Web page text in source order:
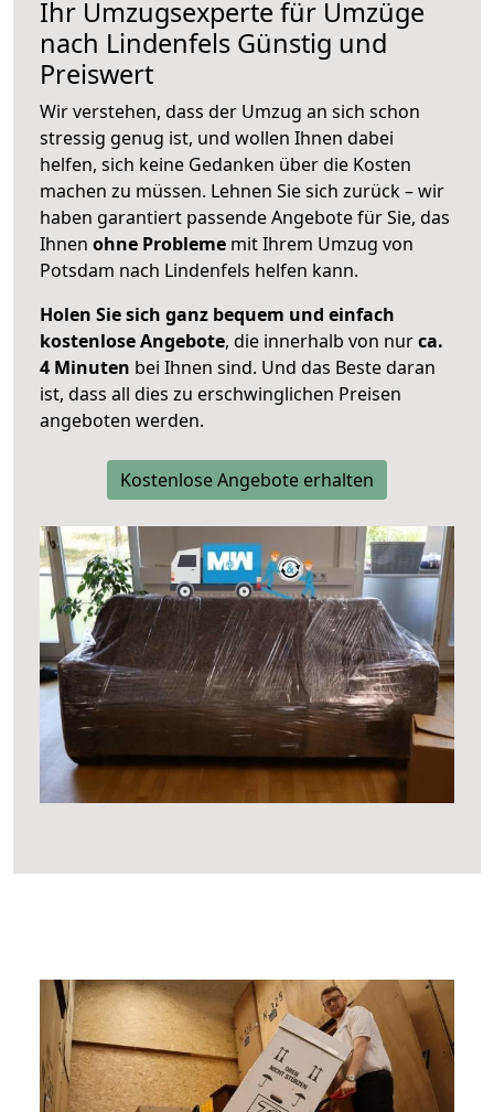
Ihr Umzugsexperte für Umzüge
nach Lindenfels Günstig und
Preiswert
Wir verstehen, dass der Umzug an sich schon
stressig genug ist, und wollen Ihnen dabei
helfen, sich keine Gedanken über die Kosten
machen zu müssen. Lehnen Sie sich zurück – wir
haben garantiert passende Angebote für Sie, das
Ihnen ohne Probleme mit Ihrem Umzug von
Potsdam nach Lindenfels helfen kann.
Holen Sie sich ganz bequem und einfach
kostenlose Angebote, die innerhalb von nurca.
4 Minuten bei Ihnen sind. Und das Beste daran
ist, dass all dies zu erschwinglichen Preisen
angeboten werden.
Kostenlose Angebote erhalten